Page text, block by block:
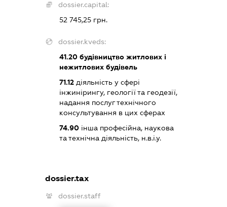
dossier.capital:
52 745,25 грн.
dossier.kveds:
41.20 будівництво житлових і
нежитлових будівель
71.12 діяльність у сфері
інжинірингу, геології та геодезії,
надання послуг технічного
консультування в цих сферах
74.90 інша професійна, наукова
та технічна діяльність, н.в.і.у.
dossier.tax
dossier.staff